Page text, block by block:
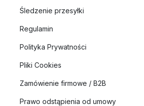
Śledzenie przesyłki
Regulamin
Polityka Prywatności
Pliki Cookies
Zamówienie firmowe / B2B
Prawo odstąpienia od umowy